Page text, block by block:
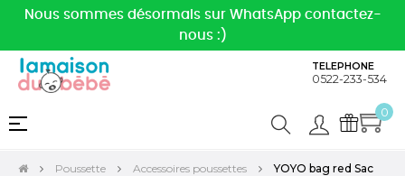
Nous sommes désormais sur WhatsApp contactez-
nous :)
TELEPHONE
0522-233-534
0
Basculer
navigation
☰
Poussette Accessoires poussettes
YOYO bag red Sac